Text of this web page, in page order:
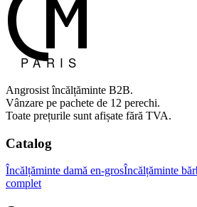
Angrosist încălțăminte B2B.
Vânzare pe pachete de 12 perechi.
Toate prețurile sunt afișate fără TVA.
Catalog
Încălțăminte damă en-grosÎncălțăminte
complet